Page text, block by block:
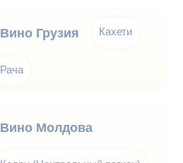
Вино Грузия Кахети
Рача
Вино Молдова